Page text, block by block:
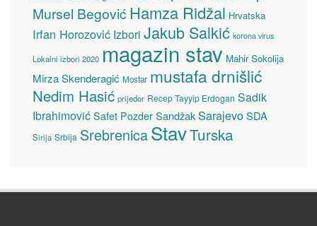
Mursel Begović Hamza Ridžal Hrvatska
Irfan Horozović Izbori Jakub Salkić korona virus
Lokalni izbori 2020 magazin stav Mahir Sokolija
Mirza Skenderagić Mostar mustafa drnišlić
Nedim Hasić prijedor Recep Tayyip Erdogan Sadik
Ibrahimović Safet Pozder SandžakSarajevoSDA
Sirija Srbija SrebrenicaStavTurska